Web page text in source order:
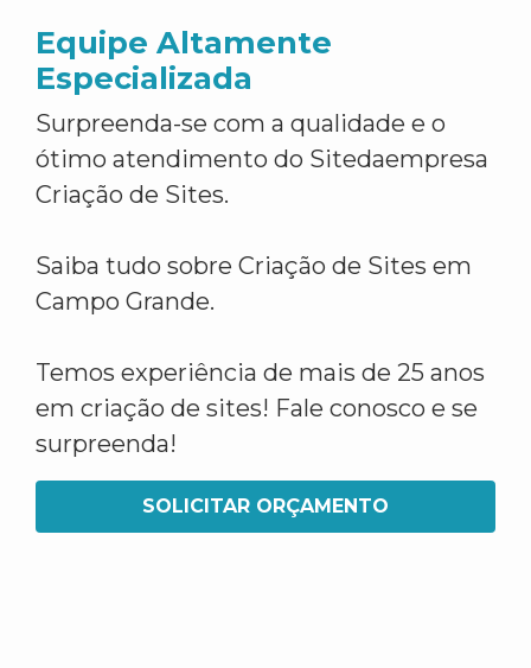
Equipe Altamente
Especializada
Surpreenda-se com a qualidade e o
ótimo atendimento do Sitedaempresa
Criação de Sites.
Saiba tudo sobre Criação de Sites em
Campo Grande.
Temos experiência de mais de 25 anos
em criação de sites! Fale conosco e se
surpreenda!
SOLICITAR ORÇAMENTO